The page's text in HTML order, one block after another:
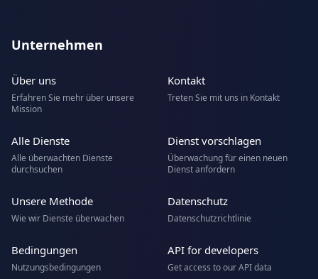
Unternehmen
Über uns
Erfahren Sie mehr über unsere
Mission
Kontakt
Treten Sie mit uns in Kontakt
Alle Dienste
Alle überwachten Dienste
durchsuchen
Dienst vorschlagen
Überwachung für einen neuen
Dienst anfordern
Unsere Methode
Wie wir Dienste überwachen
Datenschutz
Datenschutzrichtlinie
Bedingungen
Nutzungsbedingungen
API for developers
Get access to our API data